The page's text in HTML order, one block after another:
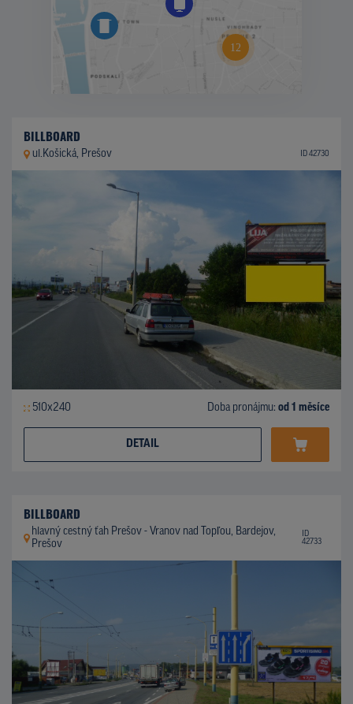
BILLBOARD
ul.Košická, Prešov ID 42730
510x240 Doba pronájmu: od 1 měsíce
DETAIL
BILLBOARD
hlavný cestný ťah Prešov - Vranov nad Topľou, Bardejov,
Prešov
ID
42733